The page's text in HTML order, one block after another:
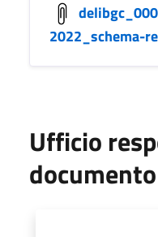
2022_schema-
Ufficio
documento